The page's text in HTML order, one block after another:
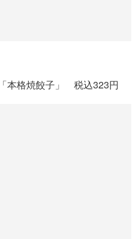
格焼餃子」 税込323円